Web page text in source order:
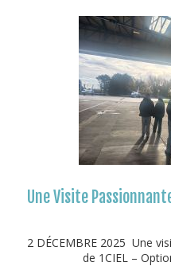
Une Visite
2 DÉCEMBRE 2025 Une
de 1CIEL –